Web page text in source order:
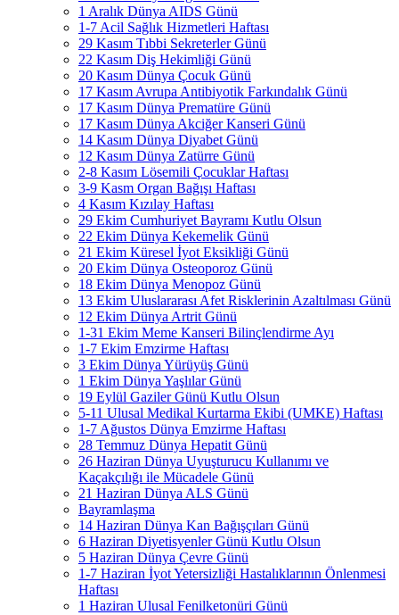
1 Aralık Dünya AIDS Günü
1-7 Acil Sağlık Hizmetleri Haftası
29 Kasım Tıbbi Sekreterler Günü
22 Kasım Diş Hekimliği Günü
20 Kasım Dünya Çocuk Günü
17 Kasım Avrupa Antibiyotik Farkındalık Günü
17 Kasım Dünya Prematüre Günü
17 Kasım Dünya Akciğer Kanseri Günü
14 Kasım Dünya Diyabet Günü
12 Kasım Dünya Zatürre Günü
2-8 Kasım Lösemili Çocuklar Haftası
3-9 Kasm Organ Bağışı Haftası
4 Kasım Kızılay Haftası
29 Ekim Cumhuriyet Bayramı Kutlu Olsun
22 Ekim Dünya Kekemelik Günü
21 Ekim Küresel İyot Eksikliği Günü
20 Ekim Dünya Osteoporoz Günü
18 Ekim Dünya Menopoz Günü
13 Ekim Uluslararası Afet Risklerinin Azaltılması Günü
12 Ekim Dünya Artrit Günü
1-31 Ekim Meme Kanseri Bilinçlendirme Ayı
1-7 Ekim Emzirme Haftası
3 Ekim Dünya Yürüyüş Günü
1 Ekim Dünya Yaşlılar Günü
19 Eylül Gaziler Günü Kutlu Olsun
5-11 Ulusal Medikal Kurtarma Ekibi (UMKE) Haftası
1-7 Ağustos Dünya Emzirme Haftası
28 Temmuz Dünya Hepatit Günü
26 Haziran Dünya Uyuşturucu Kullanımı ve
Kaçakçılığı ile Mücadele Günü
21 Haziran Dünya ALS Günü
Bayramlaşma
14 Haziran Dünya Kan Bağışçıları Günü
6 Haziran Diyetisyenler Günü Kutlu Olsun
5 Haziran Dünya Çevre Günü
1-7 Haziran İyot Yetersizliği Hastalıklarının Önlenmesi
Haftası
1 Haziran Ulusal Fenilketonüri Günü